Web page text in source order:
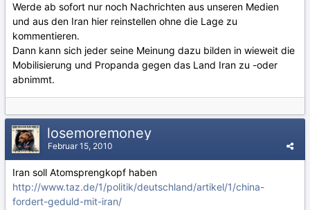
Werde ab sofort nur noch Nachrichten aus unseren Medien
und aus den Iran hier reinstellen ohne die Lage zu
kommentieren.
Dann kann sich jeder seine Meinung dazu bilden in wieweit die
Mobilisierung und Propanda gegen das Land Iran zu -oder
abnimmt.
losemoremoney
Februar 15, 2010
Iran soll Atomsprengkopf haben
http://www.taz.de/1/politik/deutschland/artikel/1/china-
fordert-geduld-mit-iran/